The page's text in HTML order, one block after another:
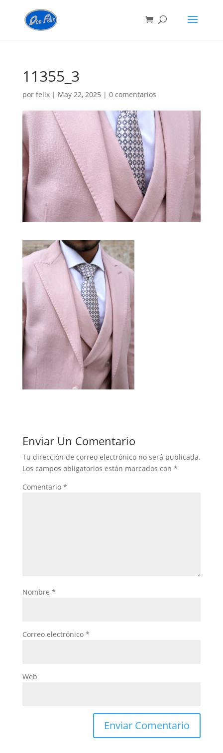
11355_3
por felix| May 22, 2025 | 0 comentarios
Enviar Un Comentario
Tu dirección de correo electrónico no será publicada.
Los campos obligatorios están marcados con *
Comentario *
Nombre *
Correo electrónico *
Web